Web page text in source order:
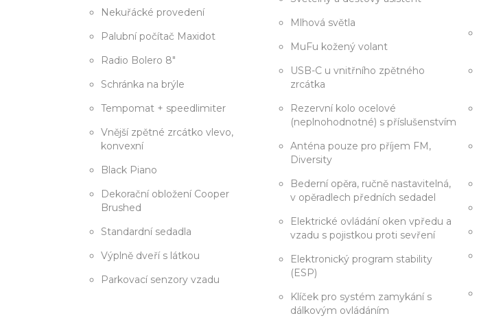
Nekuřácké provedení
Palubní počítač Maxidot
Radio Bolero 8"
Schránka na brýle
Tempomat + speedlimiter
Vnější zpětné zrcátko vlevo,
konvexní
Black Piano
Dekorační obložení Cooper
Brushed
Standardní sedadla
Výplně dveří s látkou
Parkovací senzory vzadu
Mlhová světla
MuFu kožený volant
USB-C u vnitřního zpětného
zrcátka
Rezervní kolo ocelové
(neplnohodnotné) s příslušenstvím
Anténa pouze pro příjem FM,
Diversity
Bederní opěra, ručně nastavitelná,
v opěradlech předních sedadel
Elektrické ovládání oken vpředu a
vzadu s pojistkou proti sevření
Elektronický program stability
(ESP)
Klíček pro systém zamykání s
dálkovým ovládáním